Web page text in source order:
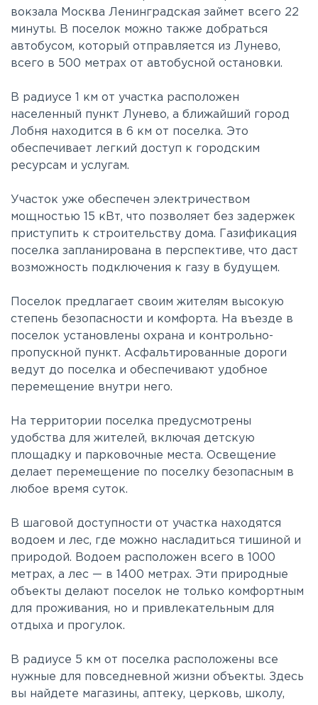
вокзала Москва Ленинградская займет всего 22
минуты. В поселок можно также добраться
автобусом, который отправляется из Лунево,
всего в 500 метрах от автобусной остановки.
В радиусе 1 км от участка расположен
населенный пункт Лунево, а ближайший город
Лобня находится в 6 км от поселка. Это
обеспечивает легкий доступ к городским
ресурсам и услугам.
Участок уже обеспечен электричеством
мощностью 15 кВт, что позволяет без задержек
приступить к строительству дома. Газификация
поселка запланирована в перспективе, что даст
возможность подключения к газу в будущем.
Поселок предлагает своим жителям высокую
степень безопасности и комфорта. На въезде в
поселок установлены охрана и контрольно-
пропускной пункт. Асфальтированные дороги
ведут до поселка и обеспечивают удобное
перемещение внутри него.
На территории поселка предусмотрены
удобства для жителей, включая детскую
площадку и парковочные места. Освещение
делает перемещение по поселку безопасным в
любое время суток.
В шаговой доступности от участка находятся
водоем и лес, где можно насладиться тишиной и
природой. Водоем расположен всего в 1000
метрах, а лес — в 1400 метрах. Эти природные
объекты делают поселок не только комфортным
для проживания, но и привлекательным для
отдыха и прогулок.
В радиусе 5 км от поселка расположены все
нужные для повседневной жизни объекты. Здесь
вы найдете магазины, аптеку, церковь, школу,